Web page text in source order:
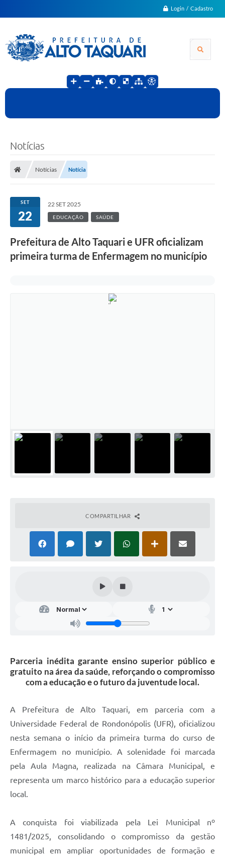
Login / Cadastro
Notícias
Notícias Notícia
SET
22
22 SET 2025
EDUCAÇÃO SAÚDE
Prefeitura de Alto Taquari e UFR oficializam
primeira turma de Enfermagem no município
COMPARTILHAR
Parceria inédita garante ensino superior público e
gratuito na área da saúde, reforçando o compromisso
com a educação e o futuro da juventude local.
A Prefeitura de Alto Taquari, em parceria com a
Universidade Federal de Rondonópolis (UFR), oficializou
nesta semana o início da primeira turma do curso de
Enfermagem no município. A solenidade foi marcada
pela Aula Magna, realizada na Câmara Municipal, e
representa um marco histórico para a educação superior
local.
A conquista foi viabilizada pela Lei Municipal nº
1481/2025, consolidando o compromisso da gestão
municipal em ampliar oportunidades de formação e